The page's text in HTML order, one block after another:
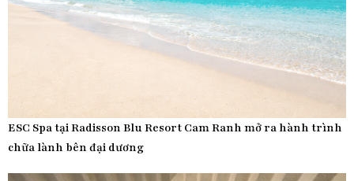
ESC Spa tại Radisson Blu Resort Cam Ranh mở ra hành trình
chữa lành bên đại dương